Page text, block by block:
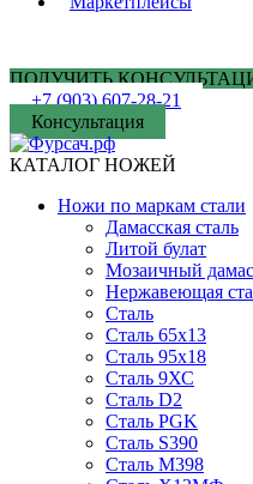
ПОЛУЧИТЬ
+7 (903) 607-28-21
Консультация
КАТАЛОГ НОЖЕЙ
Ножи по маркам стали
Дамасская сталь
Литой булат
Мозаичный
Нержавеющая
Сталь
Сталь 65х13
Сталь 95х18
Сталь 9ХС
Сталь D2
Сталь PGK
Сталь S390
Сталь M398